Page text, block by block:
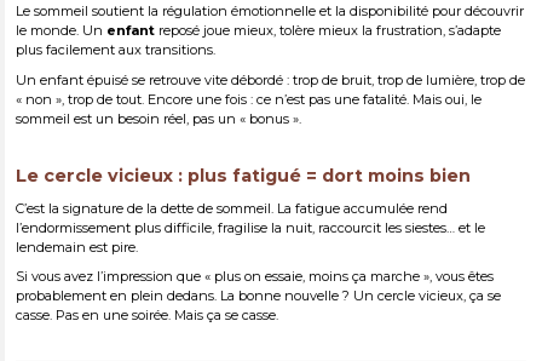
Le sommeil soutient la régulation émotionnelle et la disponibilité pour découvrir
le monde. Un enfant reposé joue mieux, tolère mieux la frustration, s’adapte
plus facilement aux transitions.
Un enfant épuisé se retrouve vite débordé : trop de bruit, trop de lumière, trop de
« non », trop de tout. Encore une fois : ce n’est pas une fatalité. Mais oui, le
sommeil est un besoin réel, pas un « bonus ».
Le cercle vicieux : plus fatigué = dort moins bien
C’est la signature de la dette de sommeil. La fatigue accumulée rend
l’endormissement plus difficile, fragilise la nuit, raccourcit les siestes… et le
lendemain est pire.
Si vous avez l’impression que « plus on essaie, moins ça marche », vous êtes
probablement en plein dedans. La bonne nouvelle ? Un cercle vicieux, ça se
casse. Pas en une soirée. Mais ça se casse.